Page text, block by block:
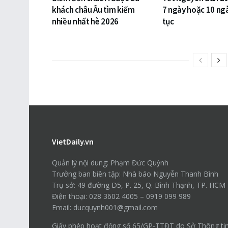
khách châu Âu tìm kiếm
nhiều nhất hè 2026
7 ngày hoặc 10
tục
VietDaily.vn
Quản lý nội dung: Phạm Đức Quỳnh
Trưởng ban biên tập: Nhà báo Nguyễn Thanh Bình
Trụ sở: 49 đường D5, P. 25, Q. Bình Thạnh, TP. HCM
Điện thoại: 028 3602 4005 – 0919 099 989
Email: ducquynh001@gmail.com
Giấy phép hoạt động số 65/GP-TTĐT do Sở Thông tin